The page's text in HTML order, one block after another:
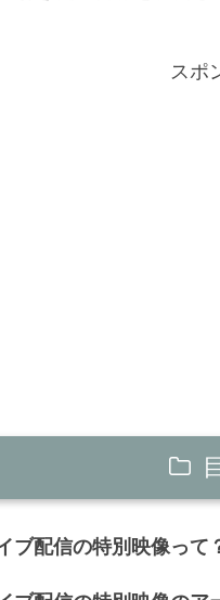
スポ
ブ配信の特別映像って